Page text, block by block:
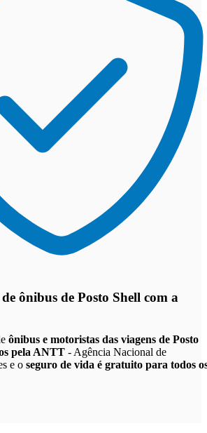
ônibus de Posto Shell com a
ônibus e motoristas das viagens de Posto
pela ANTT - Agência Nacional de
e o seguro de vida é gratuito para todos